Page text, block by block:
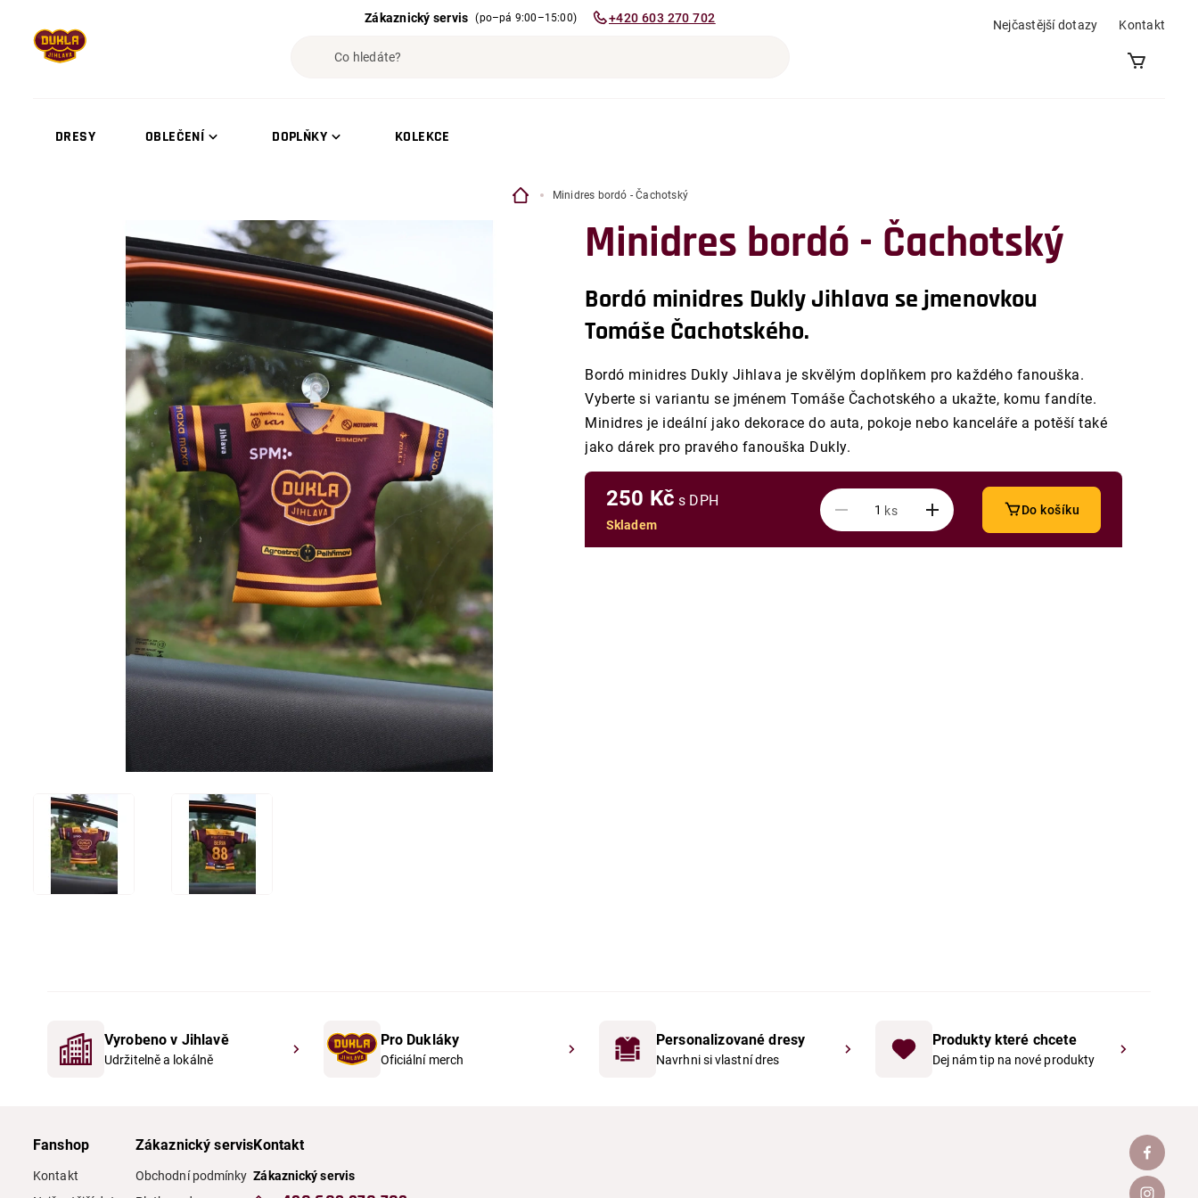
Zákaznický servis (po–pá 9:00–15:00) +420 603 270 702
Nejčastější dotazy Kontakt
DRESY OBLEČENÍ DOPLŇKY KOLEKCE
Minidres bordó - Čachotský
Minidres bordó - Čachotský
Bordó minidres Dukly Jihlava se jmenovkou
Tomáše Čachotského.
Bordó minidres Dukly Jihlava je skvělým doplňkem pro každého fanouška.
Vyberte si variantu se jménem Tomáše Čachotského a ukažte, komu fandíte.
Minidres je ideální jako dekorace do auta, pokoje nebo kanceláře a potěší také
jako dárek pro pravého fanouška Dukly.
250 Kč s DPH
Skladem
ks Do košíku
Vyrobeno v Jihlavě
Udržitelně a lokálně
Pro Dukláky
Oficiální merch
Personalizované dresy
Navrhni si vlastní dres
Produkty které chcete
Dej nám tip na nové produkty
Fanshop
Kontakt
Zákaznický servis
Obchodní podmínky
Kontakt
Zákaznický servis